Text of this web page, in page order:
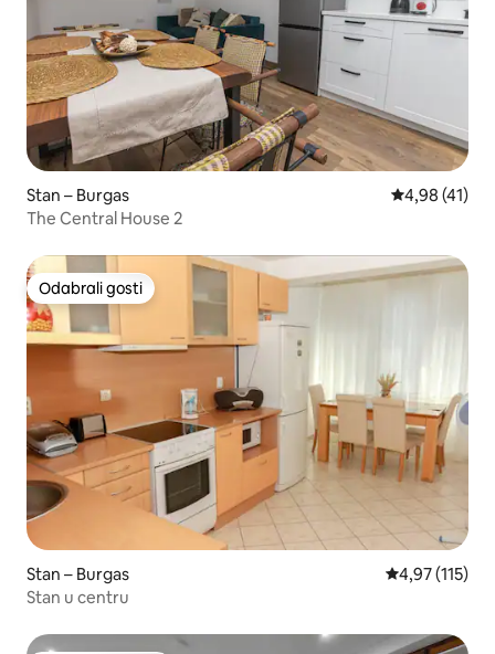
Stan – Burgas Prosječna
4,98 (41)
The Central House 2
Odabrali gosti
Odabrali gosti
Stan – Burgas Prosječna
4,97 (115)
Stan u centru